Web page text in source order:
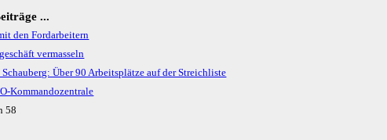
...
den Fordarbeitern
vermasseln
Über 90 Arbeits­plätze auf der Streichliste
Kommandozentrale
58